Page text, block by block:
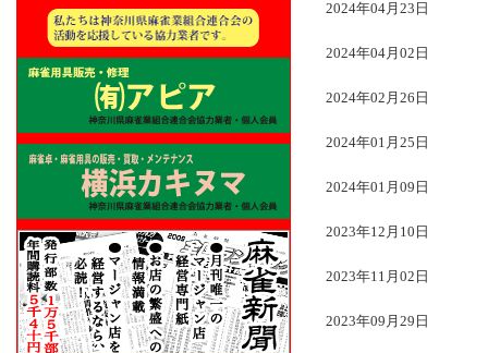
2024年04月23日
2024年04月02日
2024年02月26日
2024年01月25日
2024年01月09日
2023年12月10日
2023年11月02日
2023年09月29日